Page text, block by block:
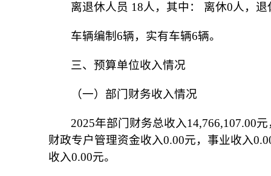
离退休人员 18人，其中： 离休0人，退
车辆编制6辆，实有车辆6辆。
三、预算单位收入情况
（一）部门财务收入情况
2025年部门财务总收入14,766,107.00
财政专户管理资金收入0.00元，事业收入
收入0.00元。